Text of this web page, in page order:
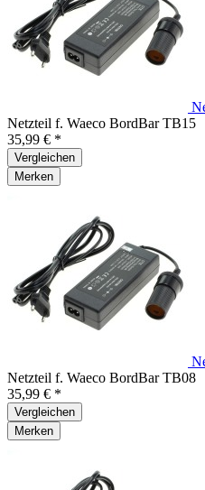
Netzteil f. Waeco BordBar TB15
35,99 € *
Vergleichen
Merken
Netzteil f. Waeco BordBar TB08
35,99 € *
Vergleichen
Merken